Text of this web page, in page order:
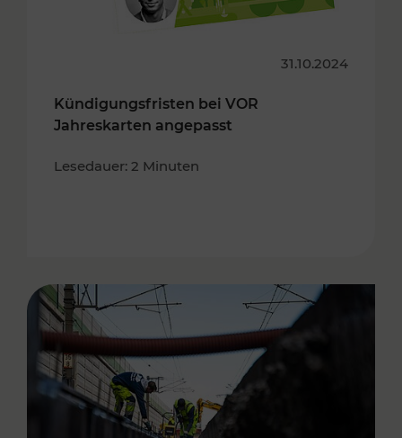
31.10.2024
Kündigungsfristen bei VOR
Jahreskarten angepasst
Lesedauer: 2 Minuten